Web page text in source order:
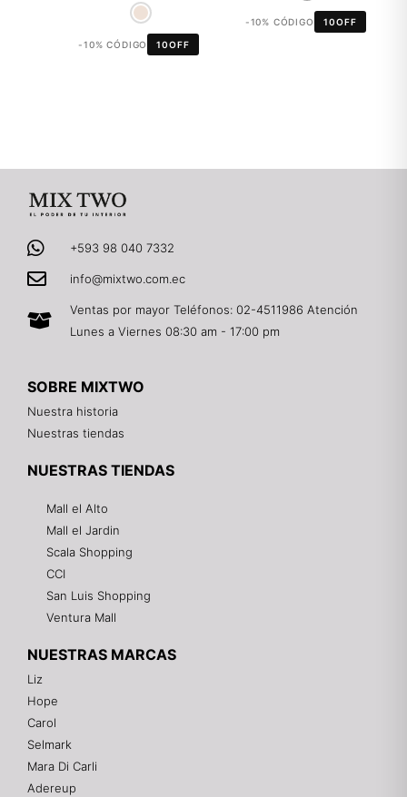
-10% CÓDIGO 10OFF
-10% CÓDIGO 10OFF
+593 98 040 7332
info@mixtwo.com.ec
Ventas por mayor Teléfonos: 02-4511986 Atención
Lunes a Viernes 08:30 am - 17:00 pm
SOBRE MIXTWO
Nuestra historia
Nuestras tiendas
NUESTRAS TIENDAS
Mall el Alto
Mall el Jardin
Scala Shopping
CCI
San Luis Shopping
Ventura Mall
NUESTRAS MARCAS
Liz
Hope
Carol
Selmark
Mara Di Carli
Adereup
¡Hola! 👋